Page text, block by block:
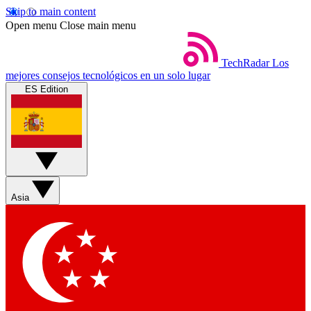
Skip to main content
Open menu Close main menu
TechRadar Los
mejores consejos tecnológicos en un solo lugar
ES Edition
Asia